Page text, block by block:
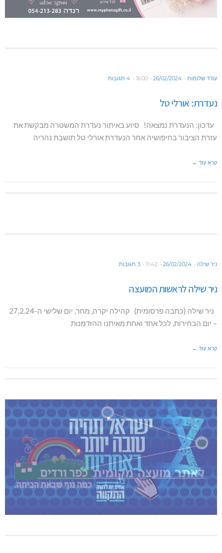
עודד שלומות 26/02/2024
16:00 4 תגובות
נעדרת: אורלי טל
עדכון: הנעדרת נמצאה! סיוע באיתור נעדרת המשטרה מבקשת את
עזרת הציבור בחיפושיה אחר הנעדרת אורלי טל תושבת נהריה
קרא עוד ←
ניר שילה 26/02/2024
11:42 3 תגובות
ניר שילה לראשות המועצה
ניר שילה (כתבה פרסומית) קהילה יקרה, מחר, יום שלישי ה-27.2.24
– יום הבחירות, לכל אחד ואחת מאיתנו ההזדמנות
קרא עוד ←